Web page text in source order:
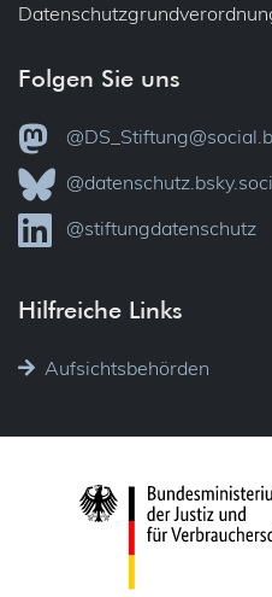
Folgen Sie uns
@stiftungdatenschutz
Hilfreiche Links
Aufsichtsbehörden